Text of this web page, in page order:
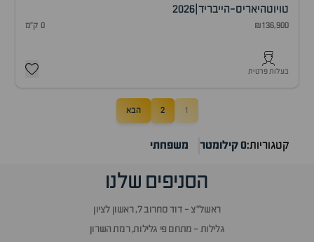
טויוטהיאריס-הייבריד 2026
₪136,900 0 ק"מ
בעלות פרטית
1
2 הבא
קטגוריות:0 קילומטר משפחתי
הסניפים שלנו
ראשל״צ - דוד סחרוב 7, ראשון לציון
גלילות - מתחם פי גלילות, רמת השרון